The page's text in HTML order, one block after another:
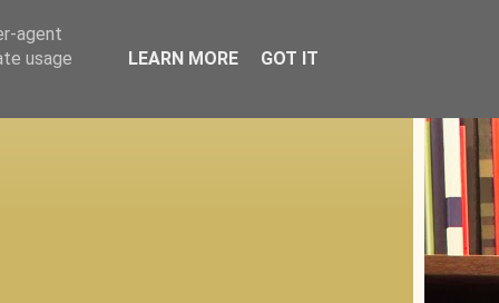
agent
usage
LEARN MORE GOT IT